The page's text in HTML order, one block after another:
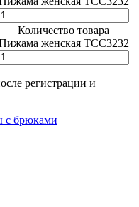
Количество товара
женская TCC3232
регистрации и
брюками